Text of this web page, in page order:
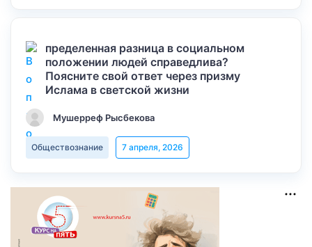
пределенная разница в социальном
положении людей справедлива?
Поясните свой ответ через призму
Ислама в светской жизни
Мушерреф Рысбекова
Обществознание 7 апреля, 2026